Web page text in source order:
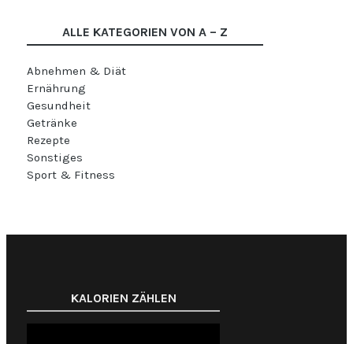
ALLE KATEGORIEN VON A – Z
Abnehmen & Diät
Ernährung
Gesundheit
Getränke
Rezepte
Sonstiges
Sport & Fitness
KALORIEN ZÄHLEN